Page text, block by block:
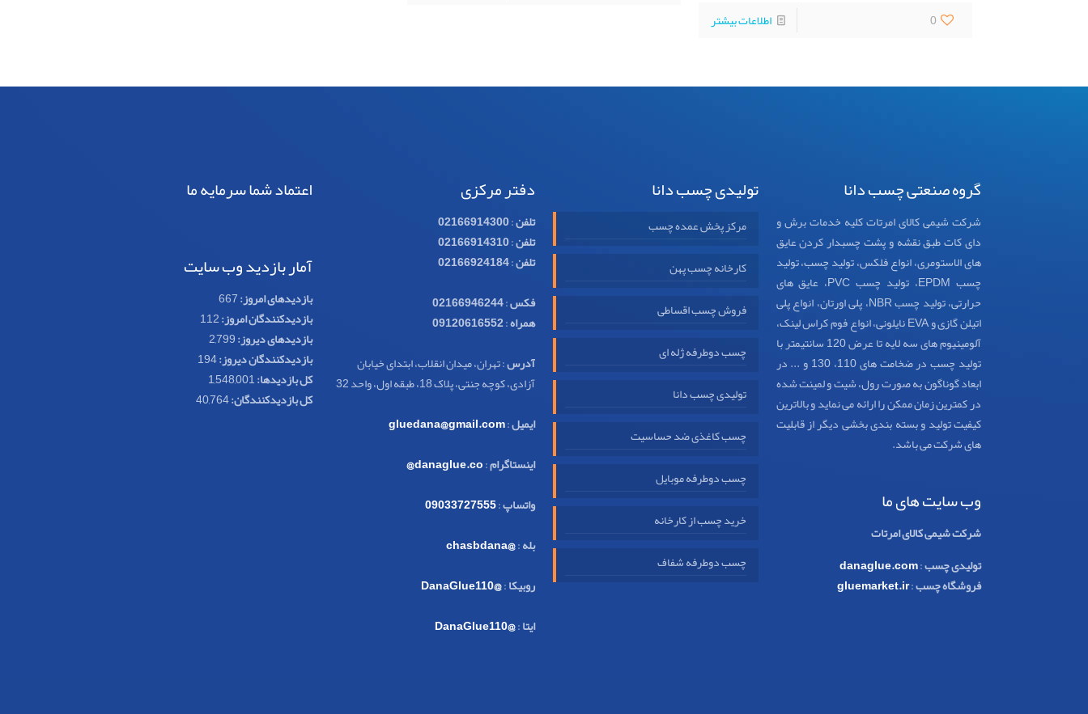
0
اطلاعات بیشتر
گروه صنعتی چسب دانا
شرکت شیمی کالای امرتات کلیه خدمات برش و
دای کات طبق نقشه و پشت چسبدار کردن عایق
های الاستومری، انواع فلکس، تولید چسب، تولید
چسب EPDM، تولید چسب PVC، عایق های
حرارتی، تولید چسب NBR، پلی اورتان، انواع پلی
اتیلن گازی و EVA نایلونی، انواع فوم کراس لینک،
آلومینیوم های سه لایه تا عرض 120 سانتیمتر با
تولید چسب در ضخامت های 110، 130 و ... در
ابعاد گوناگون به صورت رول، شیت و لمینت شده
در کمترین زمان ممکن را ارائه می نماید و بالاترین
کیفیت تولید و بسته بندی بخشی دیگر از قابلیت
های شرکت می باشد.
وب سایت های ما
شرکت شیمی کالای امرتات
تولیدی چسب:
danaglue.com
فروشگاه چسب:
gluemarket.ir
تولیدی چسب دانا
مرکز پخش عمده چسب
کارخانه چسب پهن
فروش چسب اقساطی
چسب دوطرفه ژله ای
تولیدی چسب دانا
چسب کاغذی ضد حساسیت
چسب دوطرفه موبایل
خرید چسب از کارخانه
چسب دوطرفه شفاف
دفتر مرکزی
تلفن:
02166914300
تلفن:
02166914310
تلفن:
02166924184
فکس:
02166946244
همراه:
09120616552
آدرس: تهران، میدان انقلاب، ابتدای خیابان
آزادی، کوچه جنتی، پلاک 18، طبقه اول، واحد 32
ایمیل:
gluedana@gmail.com
اینستاگرام:
danaglue.co@
واتساپ:
09033727555
بله:
@chasbdana
روبیکا:
@DanaGlue110
ایتا:
@DanaGlue110
اعتماد شما سرمایه ما
آمار بازدید وب سایت
بازدیدهای امروز:667
بازدیدکنندگان امروز:112
بازدیدهای دیروز:2,799
بازدیدکنندگان دیروز:194
کل بازدیدها:1,548,001
کل بازدیدکنند‌گان:40,764